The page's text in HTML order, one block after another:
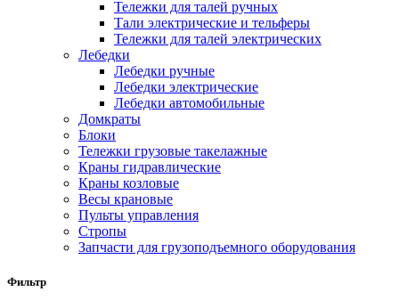
Тележки для талей ручных
Тали электрические и тельферы
Тележки для талей электрических
Лебедки
Лебедки ручные
Лебедки электрические
Лебедки автомобильные
Домкраты
Блоки
Тележки грузовые такелажные
Краны гидравлические
Краны козловые
Весы крановые
Пульты управления
Стропы
Запчасти для грузоподъемного оборудования
Фильтр